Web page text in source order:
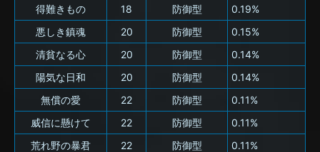
得難きもの
18 防御型
0.19%
悪しき鎮魂
20 防御型
0.15%
清貧なる心
20 防御型
0.14%
陽気な日和
20 防御型
0.14%
無償の愛
22 防御型
0.11%
威信に懸けて
22 防御型
0.11%
荒れ野の暴君
22 防御型
0.11%